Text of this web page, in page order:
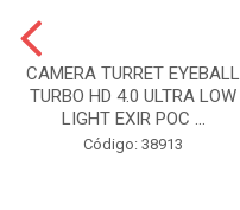
CAMERA TURRET EYEBALL
TURBO HD 4.0 ULTRA LOW
LIGHT EXIR POC ...
Código: 38913